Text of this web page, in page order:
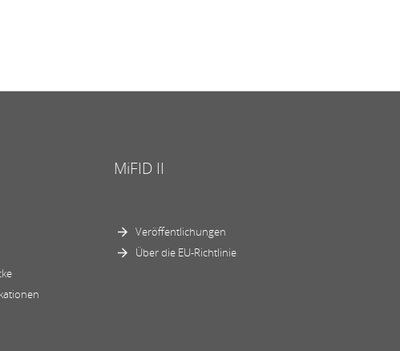
MiFID II
Veröffentlichungen
Über die EU-Richtlinie